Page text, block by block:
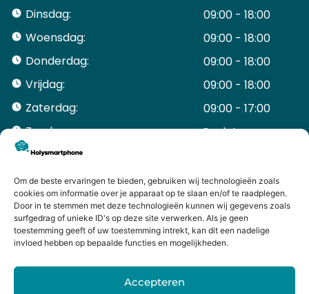
Om de beste ervaringen te bieden, gebruiken wij technologieën zoals
cookies om informatie over je apparaat op te slaan en/of te raadplegen.
Door in te stemmen met deze technologieën kunnen wij gegevens zoals
surfgedrag of unieke ID's op deze site verwerken. Als je geen
toestemming geeft of uw toestemming intrekt, kan dit een nadelige
invloed hebben op bepaalde functies en mogelijkheden.
Accepteren
Dinsdag:
09:00 - 18:00
Woensdag:
09:00 - 18:00
Donderdag:
09:00 - 18:00
Vrijdag:
09:00 - 18:00
Zaterdag:
09:00 - 17:00
Zondag:
Gesloten ​ ​ ​ ​ ​ ​ ​
ACCOUNT
Bestellingen
Mijn winkelwagen
HANDIGE LINKS
Levering en retourneren